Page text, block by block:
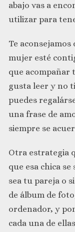
abajo vas a
utilizar para
Te
mujer esté
que acompañar
gusta leer y no
puedes
una frase de
siempre se
Otra estrategia
que esa chica
sea tu pareja o
de álbum de
ordenador, y
cada una de